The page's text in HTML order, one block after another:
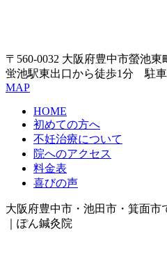
〒560-0032 大阪府豊中市螢池東
蛍池駅東出口から徒歩1分 駐車
MAP
HOME
初めての方へ
不妊治療について
院へのアクセス
料金表
喜びの声
大阪府豊中市・池田市・箕面市
｜ぽん鍼灸院